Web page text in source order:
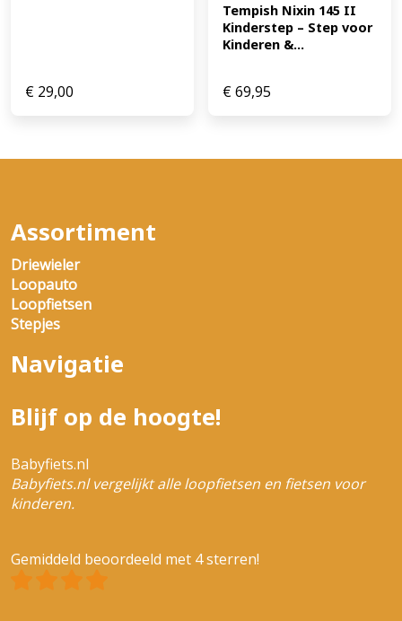
€ 29,00
Tempish Nixin 145 II
Kinderstep – Step voor
Kinderen &...
€69,95
Assortiment
Driewieler
Loopauto
Loopfietsen
Stepjes
Navigatie
Blijf op de hoogte!
Babyfiets.nl
Babyfiets.nl vergelijkt alle loopfietsen en fietsen voor
kinderen.
Gemiddeld beoordeeld met 4 sterren!